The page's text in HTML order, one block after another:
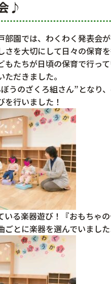
♪
部園では、わくわく発表会が
を大切にして日々の保育を
もたちが日頃の保育で行っ
だきました。
うのざくろ組さん”となり
を行いました！
いる楽器遊び！『おもちゃ
ごとに楽器を選んでいました